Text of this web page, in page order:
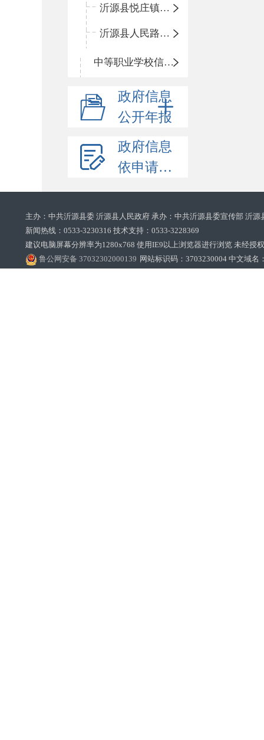
沂源县悦庄镇赵庄小学
沂源县人民路小学
中等职业学校信息公开
政府信息
公开年报
政府信息
依申请公开
主办：中共沂源县委 沂源县人民政府 承办：中共沂源县委宣传部 沂
新闻热线：0533-3230316 技术支持：0533-3228369‌‌
建议电脑屏幕分辨率为1280x768 使用IE9以上浏览器进行浏览 未经授
鲁公网安备 37032302000139 网站标识码：3703230004 中文域名